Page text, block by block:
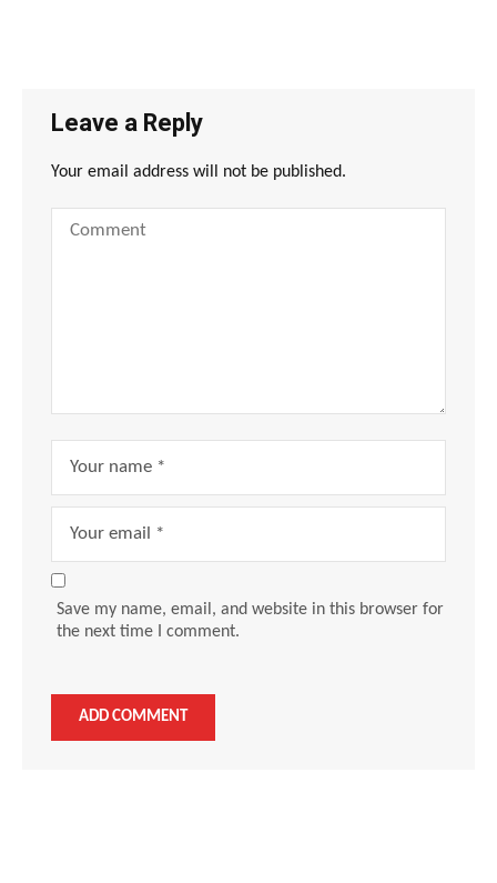
Leave a Reply
Your email address will not be published.
Save my name, email, and website in this browser for
the next time I comment.